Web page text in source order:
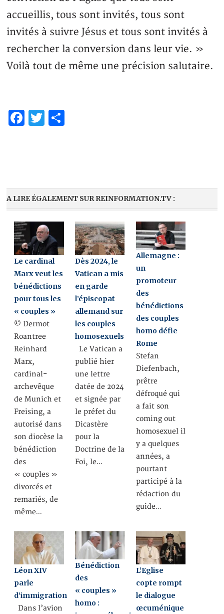
accueillis, tous sont invités, tous sont
invités à suivre Jésus et tous sont invités à
rechercher la conversion dans leur vie. »
Voilà tout de même une précision salutaire.
Facebook
Twitter
A LIRE ÉGALEMENT SUR REINFORMATION.TV :
Le cardinal
Marx veut les
bénédictions
pour tous les
« couples »
© Dermot
Roantree
Reinhard
Marx,
cardinal-
archevêque
de Munich et
Freising, a
autorisé dans
son diocèse la
bénédiction
des
« couples »
divorcés et
remariés, de
même…
Dès 2024, le
Vatican a mis
en garde
l’épiscopat
allemand sur
les couples
homosexuels
Le Vatican a
publié hier
une lettre
datée de 2024
et signée par
le préfet du
Dicastère
pour la
Doctrine de la
Foi, le…
Allemagne :
un
promoteur
des
bénédictions
des couples
homo défie
Rome
Stefan
Diefenbach,
prêtre
défroqué qui
a fait son
coming out
homosexuel il
y a quelques
années, a
pourtant
participé à la
rédaction du
guide…
Léon XIV
parle
d’immigration
Dans l’avion
Bénédiction
des
« couples »
homo :
L’Eglise
copte rompt
le dialogue
œcuménique